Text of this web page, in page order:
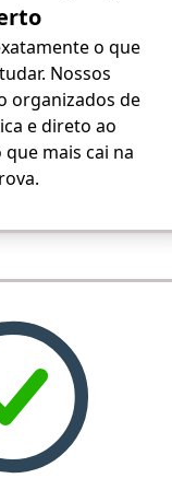
o que
Nossos
organizados de
e direto ao
mais cai na